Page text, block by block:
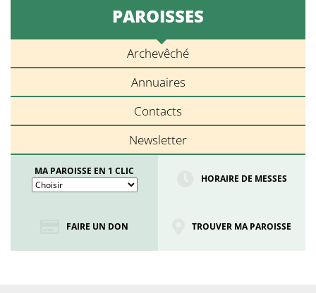
PAROISSES
Archevêché
Annuaires
Contacts
Newsletter
MA PAROISSE EN 1 CLIC
HORAIRE DE MESSES
FAIRE UN DON TROUVER MA PAROISSE